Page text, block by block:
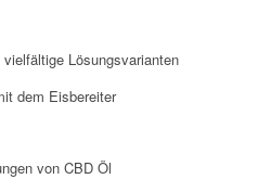
Lösungsvarianten
dem Eisbereiter
von CBD Öl